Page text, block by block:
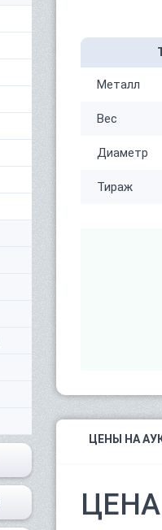
Металл
Вес
Диаметр
Тираж
ЦЕНЫ НА